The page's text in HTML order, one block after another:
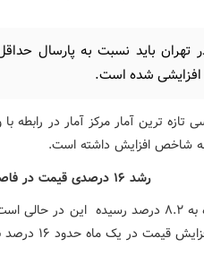
افزایشی شده است.
تازه ترین آمار مرکز آمار در
شاخص افزایش داشته است.
رشد ۱۶ درصدی قیمت در فاصله آذر تا دی
در یک ماه حدود ۱۶ درصد بوده است.